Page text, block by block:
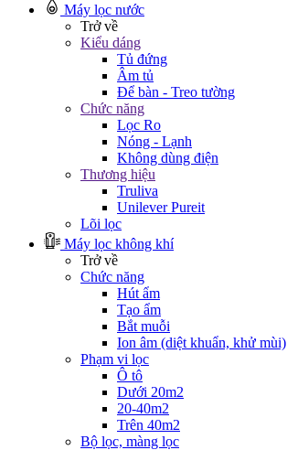
Máy lọc nước
Trở về
Kiểu dáng
Tủ đứng
Âm tủ
Để bàn - Treo tường
Chức năng
Lọc Ro
Nóng - Lạnh
Không dùng điện
Thương hiệu
Truliva
Unilever Pureit
Lõi lọc
Máy lọc không khí
Trở về
Chức năng
Hút ẩm
Tạo ẩm
Bắt muỗi
Ion âm (diệt khuẩn, khử mùi)
Phạm vi lọc
Ô tô
Dưới 20m2
20-40m2
Trên 40m2
Bộ lọc, màng lọc